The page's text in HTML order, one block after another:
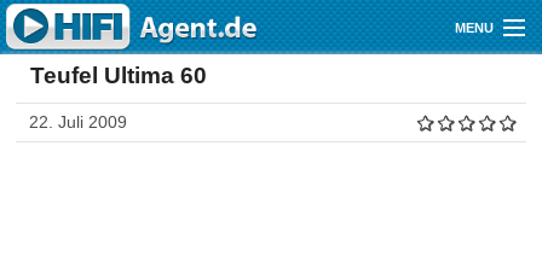
Direkt zum Inhalt
MENU
Gutscheine
Audio
Teufel Ultima 60
22. Juli 2009